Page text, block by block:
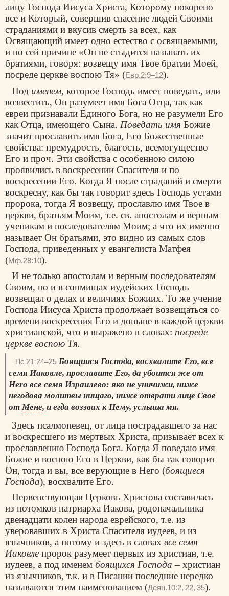
лицу Господа Иисуса Христа, Которому покорено
все и Который, совершив спасение людей Своими
страданиями и вкусив смерть за всех, как
Освящающий имеет одно естество с освящаемыми,
и по сей причине «Он не стыдится называть их
братиями, говоря: возвещу имя Твое братии Моей,
посреде церкве воспою Тя» (Евр.2:9–12).
Под именем, которое Господь имеет поведать, или
возвестить, Он разумеет имя Бога Отца, так как
евреи признавали Единого Бога, но не разумели Его
как Отца, имеющего Сына. Поведать имя Божие
значит прославить имя Бога, Его Божественные
свойства: премудрость, благость, всемогущество
Его и проч. Эти свойства с особенною силою
проявились в воскресении Спасителя и по
воскресении Его. Когда Я после страданий и смерти
воскресну, как бы так говорит здесь Господь устами
пророка, тогда Я возвещу, прославлю имя Твое в
церкви, братьям Моим, т.е. св. апостолам и верным
ученикам и последователям Моим; а что их именно
называет Он братьями, это видно из самых слов
Господа, приведенных у евангелиста Матфея
(Мф.28:10).
И не только апостолам и верным последователям
Своим, но и в сонмищах иудейских Господь
возвещал о делах и величиях Божиих. То же учение
Господа Иисуса Христа продолжает возвещаться со
времени воскресения Его и доныне в каждой церкви
христианской, что и выражено в словах: посреде
церкве воспою Тя.
Пс.21:24–25 Боящиися Господа, восхвалите Его, все
семя Иаковле, прославите Его, да убоится же от
Нero все семя Израилево: яко не уничижи, ниже
негодова молитвы нищаго, ниже отврати лице Свое
от Мене, и егда воззвах к Нему, услыша мя.
Здесь псалмопевец, от лица пострадавшего за нас
и воскресшего из мертвых Христа, призывает всех к
прославлению Господа Бога. Когда Я поведаю имя
Божие и воспою Его в Церкви, как бы так говорит
Он, тогда и вы, все верующие в Него (боящиеся
Господа), восхвалите Его.
ПервенствующаяЦерковь Христова составилась
из потомков патриарха Иакова, родоначальника
двенадцати колен народа еврейского, т.е. из
уверовавших в Христа Спасителя иудеев, и из
язычников, а потому и здесь в словах все семя
Иаковле пророк разумеет первых из христиан, т.е.
иудеев, а под именем боящихся Господа – христиан
из язычников, т.к. и в Писании последние нередко
называются этим наименованием (Деян.10:2, 22, 35).